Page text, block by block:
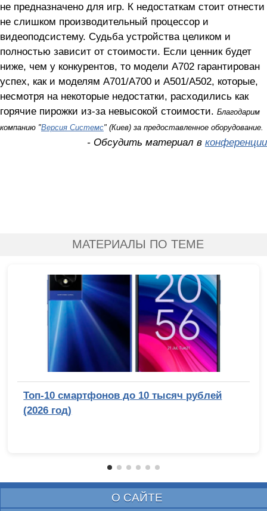
не предназначено для игр. К недостаткам стоит отнести
не слишком производительный процессор и
видеоподсистему. Судьба устройства целиком и
полностью зависит от стоимости. Если ценник будет
ниже, чем у конкурентов, то модели А702 гарантирован
успех, как и моделям A701/A700 и A501/A502, которые,
несмотря на некоторые недостатки, расходились как
горячие пирожки из-за невысокой стоимости. Благодарим
компанию "Версия Системс" (Киев) за предоставленное оборудование.
- Обсудить материал в конференции
МАТЕРИАЛЫ ПО ТЕМЕ
Топ-10 смартфонов до 10 тысяч рублей
(2026 год)
О САЙТЕ